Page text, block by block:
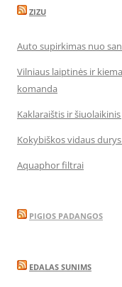
ZIZU
Auto supirkimas nuo
Vilniaus laiptinės ir
komanda
Kaklaraištis ir
Kokybiškos vidaus
Aquaphor filtrai
PIGIOS PADANGOS
EDALAS SUNIMS